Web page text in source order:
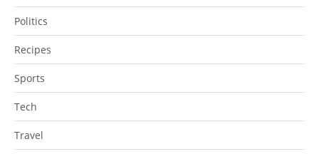
Politics
Recipes
Sports
Tech
Travel